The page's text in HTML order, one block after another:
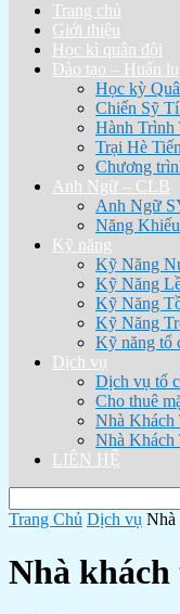
Trang chủ
Giới thiệu
Học kì quân đội
Đào tạo – Huấn
Học kỳ
Chiến Sỹ
Hành Trình
Trại Hè
Chương
Anh Ngữ – CLB
Anh Ngữ
Năng
Kỹ năng
Kỹ Năng
Kỹ Năng
Kỹ Năng
Kỹ Năng
Kỹ năng tổ
Dịch vụ
Dịch vụ tổ
Cho thuê
Nhà Khách
Nhà Khách
LIÊN HỆ
Trang Chủ Dịch vụ Nhà
Nhà